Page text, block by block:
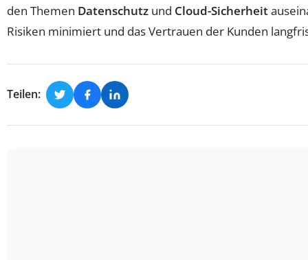
den Themen Datenschutz und Cloud-Sicherheit
Risiken minimiert und das Vertrauen der Kunden
Teilen: